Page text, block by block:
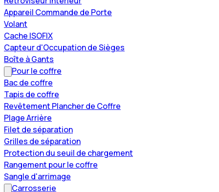
Appareil Commande de Porte
Volant
Cache ISOFIX
Capteur d'Occupation de Sièges
Boîte à Gants
Pour le coffre
Bac de coffre
Tapis de coffre
Revêtement Plancher de Coffre
Plage Arrière
Filet de séparation
Grilles de séparation
Protection du seuil de chargement
Rangement pour le coffre
Sangle d'arrimage
Carrosserie